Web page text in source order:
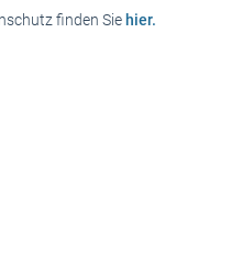
finden Sie hier.